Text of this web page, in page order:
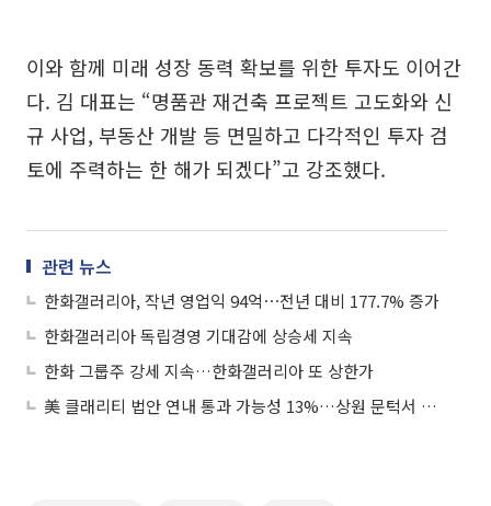
이와 함께 미래 성장 동력 확보를 위한 투자도 이어간
다. 김 대표는 “명품관 재건축 프로젝트 고도화와 신
규 사업, 부동산 개발 등 면밀하고 다각적인 투자 검
토에 주력하는 한 해가 되겠다”고 강조했다.
관련 뉴스
한화갤러리아, 작년 영업익 94억⋯전년 대비 177.7% 증가
한화갤러리아 독립경영 기대감에 상승세 지속
한화 그룹주 강세 지속…한화갤러리아 또 상한가
美 클래리티 법안 연내 통과 가능성 13%…상원 문턱서 제동